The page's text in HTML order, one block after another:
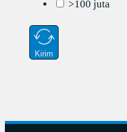
>100 juta
Kirim